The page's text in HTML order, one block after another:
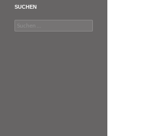
SUCHEN
Suchen
nach: